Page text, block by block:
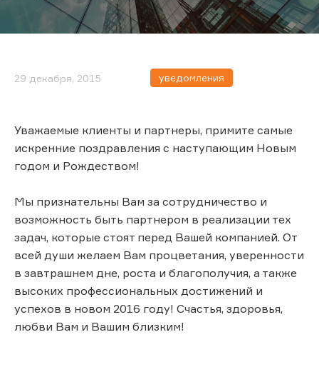
29 декабря, 2015 уведомления
Уважаемые клиенты и партнеры, примите самые
искренние поздравления с наступающим Новым
годом и Рождеством!
Мы признательны Вам за сотрудничество и
возможность быть партнером в реализации тех
задач, которые стоят перед Вашей компанией. От
всей души желаем Вам процветания, уверенности
в завтрашнем дне, роста и благополучия, а также
высоких профессиональных достижений и
успехов в новом 2016 году! Счастья, здоровья,
любви Вам и Вашим близким!